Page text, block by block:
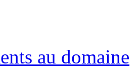
au domaine